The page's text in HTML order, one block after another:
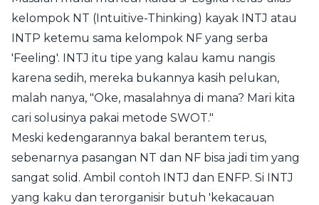
kelompok NT (Intuitive-Thinking) kayak INTJ atau
INTP ketemu sama kelompok NF yang serba
'Feeling'. INTJ itu tipe yang kalau kamu nangis
karena sedih, mereka bukannya kasih pelukan,
malah nanya, "Oke, masalahnya di mana? Mari kita
cari solusinya pakai metode SWOT."
Meski kedengarannya bakal berantem terus,
sebenarnya pasangan NT dan NF bisa jadi tim yang
sangat solid. Ambil contoh INTJ dan ENFP. Si INTJ
yang kaku dan terorganisir butuh 'kekacauan